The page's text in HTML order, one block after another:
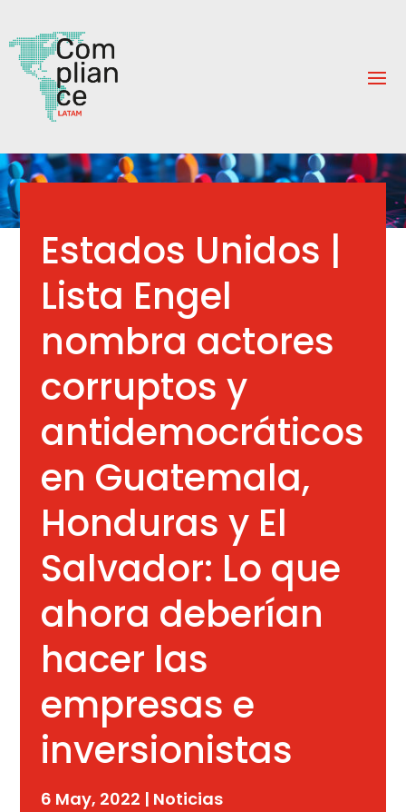
Estados Unidos |
Lista Engel
nombra actores
corruptos y
antidemocráticos
en Guatemala,
Honduras y El
Salvador: Lo que
ahora deberían
hacer las
empresas e
inversionistas
6 May, 2022 | Noticias